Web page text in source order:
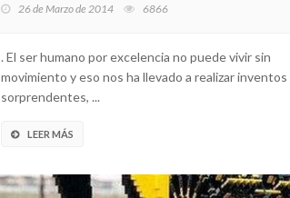
26 de Marzo de 2014 6866
. El ser humano por excelencia no puede vivir sin
movimiento y eso nos ha llevado a realizar inventos
sorprendentes, ...
LEER MÁS